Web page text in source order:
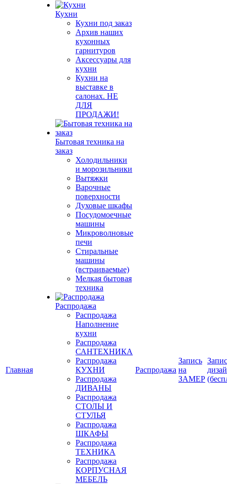
Главная
Кухни
Кухни под заказ
Архив наших
кухонных
гарнитуров
Аксессуары для
кухни
Кухни на
выставке в
салонах. НЕ
ДЛЯ
ПРОДАЖИ!
Бытовая техника на
заказ
Холодильники
и морозильники
Вытяжки
Варочные
поверхности
Духовые шкафы
Посудомоечные
машины
Микроволновые
печи
Стиральные
машины
(встраиваемые)
Мелкая бытовая
техника
Распродажа
Распродажа
Наполнение
кухни
Распродажа
САНТЕХНИКА
Распродажа
КУХНИ
Распродажа
ДИВАНЫ
Распродажа
СТОЛЫ И
СТУЛЬЯ
Распродажа
ШКАФЫ
Распродажа
ТЕХНИКА
Распродажа
КОРПУСНАЯ
МЕБЕЛЬ
Распродажа
Запись
на
ЗАМЕР